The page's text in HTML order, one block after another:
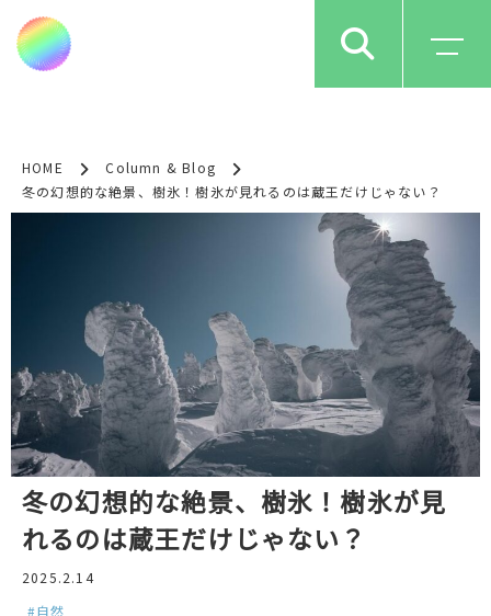
HOME
Column & Blog
冬の幻想的な絶景、樹氷！樹氷が見れるのは蔵王だけじゃない？
冬の幻想的な絶景、樹氷！樹氷が見
れるのは蔵王だけじゃない？
2025.2.14
#自然